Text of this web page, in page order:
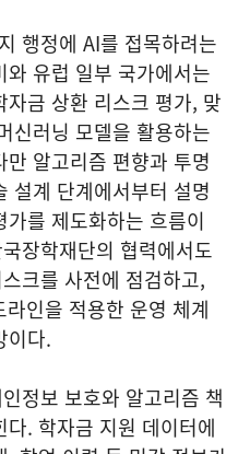
행정에 AI를 접목하려는
유럽 일부 국가에서는
금 상환 리스크 평가, 맞
신러닝 모델을 활용하는
알고리즘 편향과 투명
설계 단계에서부터 설명
를 제도화하는 흐름이
장학재단의 협력에서도
크를 사전에 점검하고,
인을 적용한 운영 체계
이다.
정보 보호와 알고리즘 책
. 학자금 지원 데이터에